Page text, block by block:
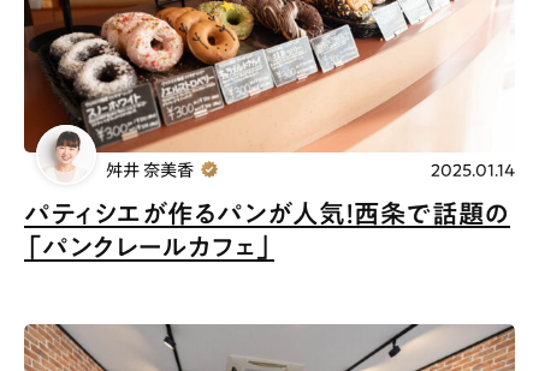
パティシエが作るパンが人気！西条で話題の
「パンクレールカフェ」
舛井 奈美香 2025.01.14